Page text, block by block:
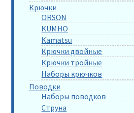
Крючки
ORSON
KUMHO
Kamatsu
Крючки двойные
Крючки тройные
Наборы крючков
Поводки
Наборы поводков
Струна